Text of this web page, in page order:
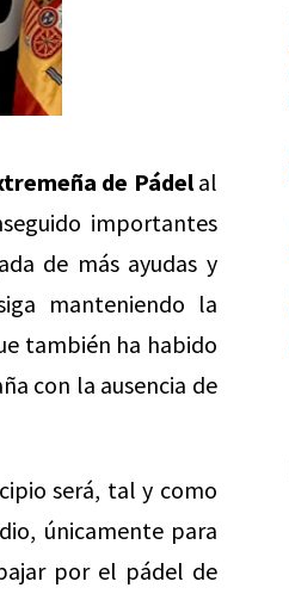
de Pádelal
importantes
de más ayudas y
manteniendo la
también ha habido
con la ausencia de
será, tal y como
únicamente para
por el pádel de